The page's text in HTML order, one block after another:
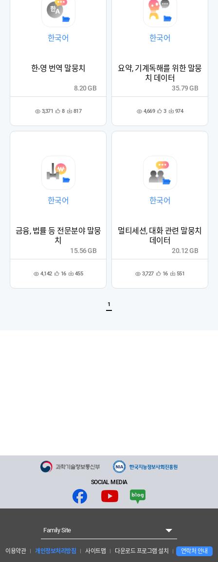
한국어
한-영 번역 말뭉치
조 3,371 관
록
8 다 817
8.20 GB
한국어
요약, 기계독해를 위한 말뭉
치 데이터
조 4,669 관
록
3 다 974
35.79 GB
한국어
금융, 법률 등 전문분야 말뭉
치
조 4,142 관
록
16 다 455
15.56 GB
한국어
멀티세션, 대화 관련 말뭉치
데이터
조 3,727 관
록
16 다 551
20.12 GB
1
SOCIAL MEDIA
이용약관 개인정보처리방침 사이트맵 다운로드 프로그램 설치 연락처 안내
Family Site